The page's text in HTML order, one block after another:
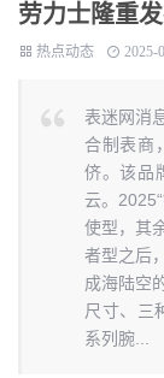
劳力士隆重
热点动态 2025-
表迷网消
合制表商
侪。该品
云。
使型，其
者型之后
成海陆空
尺寸、三
系列腕...